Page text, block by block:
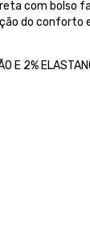
com
do conforto
E 2%